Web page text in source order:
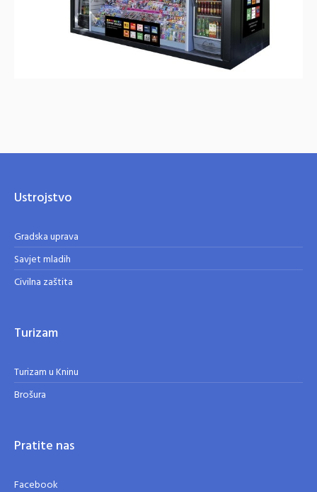
Ustrojstvo
Gradska uprava
Savjet mladih
Civilna zaštita
Turizam
Turizam u Kninu
Brošura
Pratite nas
Facebook